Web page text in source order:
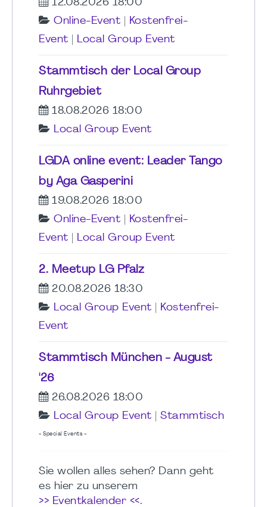
12.08.2026 18:00
Online-Event
Kostenfrei-
Event
Local Group Event
Stammtisch der Local Group
Ruhrgebiet
18.08.2026 18:00
Local Group Event
LGDA online event: Leader Tango
by Aga Gasperini
19.08.2026 18:00
Online-Event
Kostenfrei-
Event
Local Group Event
2. Meetup LG Pfalz
20.08.2026 18:30
Local Group Event
Kostenfrei-
Event
Stammtisch München - August
'26
26.08.2026 18:00
Local Group Event
Stammtisch
- Special Events -
Sie wollen alles sehen? Dann geht
es hier zu unserem
>> Eventkalender <<.